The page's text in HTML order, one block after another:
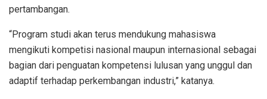
pertambangan.
“Program studi akan terus mendukung mahasiswa
mengikuti kompetisi nasional maupun internasional sebagai
bagian dari penguatan kompetensi lulusan yang unggul dan
adaptif terhadap perkembangan industri,” katanya.